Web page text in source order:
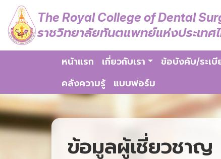
The Royal College of Dental
ราชวิทยาลัยทันตแพทย์แห่งประเทศ
หน้าแรก เกี่ยวกับเรา ข้อบังคับ/ระเบี
คลังความรู้ แบบฟอร์ม
ข้อมูลผู้เชี่ยวชาญ